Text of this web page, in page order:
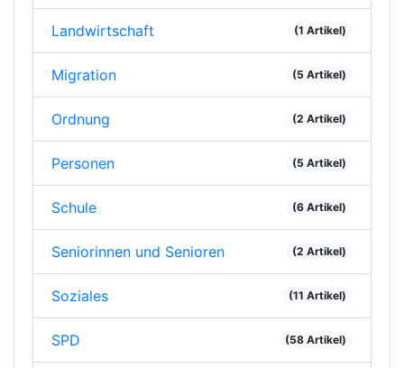
Landwirtschaft (1 Artikel)
Migration (5 Artikel)
Ordnung (2 Artikel)
Personen (5 Artikel)
Schule (6 Artikel)
Seniorinnen und Senioren (2 Artikel)
Soziales (11 Artikel)
SPD (58 Artikel)